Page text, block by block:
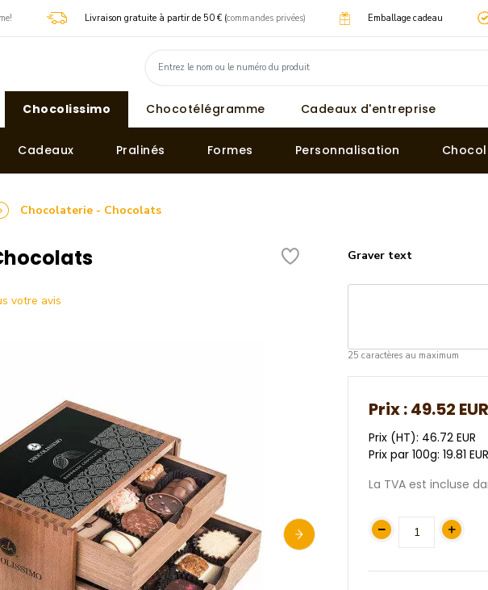
Livraison gratuite à partir de 50 € (commandes privées) Emballage cadeau
Chocolissimo Chocotélégramme Cadeaux d'entreprise
Cadeaux Pralinés Formes Personnalisation
Chocolaterie - Chocolats
votre avis
Graver text
25 caractères au maximum
Prix :49.52 EUR
Prix (HT): 46.72 EUR
Prix par 100g: 19.81
La TVA est incluse